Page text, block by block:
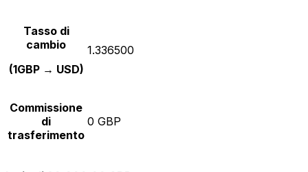
Tasso di
cambio
(1GBP → USD)
1.336500
Commissione
di
trasferimento
0 GBP